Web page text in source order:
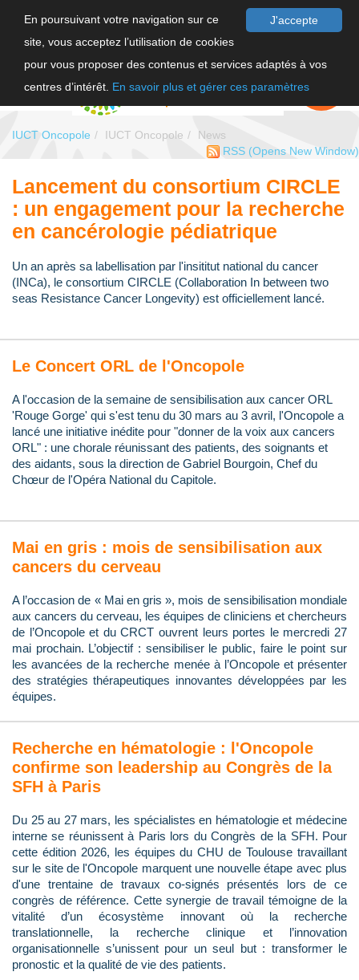
J'accepte
En poursuivant votre navigation sur ce
site, vous acceptez l’utilisation de cookies
pour vous proposer des contenus et services adaptés à vos
centres d’intérêt. En savoir plus et gérer ces paramètres
FAIRE UN
DON
IUCT Oncopole IUCT Oncopole
News
RSS (Opens New Window)
Lancement du consortium CIRCLE
: un engagement pour la recherche
en cancérologie pédiatrique
Un an après sa labellisation par l'insititut national du cancer
(INCa), le consortium CIRCLE (Collaboration In between two
seas Resistance Cancer Longevity) est officiellement lancé.
Le Concert ORL de l'Oncopole
A l'occasion de la semaine de sensibilisation aux cancer ORL
'Rouge Gorge' qui s'est tenu du 30 mars au 3 avril, l'Oncopole a
lancé une initiative inédite pour "donner de la voix aux cancers
ORL" : une chorale réunissant des patients, des soignants et
des aidants, sous la direction de Gabriel Bourgoin, Chef du
Chœur de l'Opéra National du Capitole.
Mai en gris : mois de sensibilisation aux
cancers du cerveau
A l’occasion de « Mai en gris », mois de sensibilisation mondiale
aux cancers du cerveau, les équipes de cliniciens et chercheurs
de l’Oncopole et du CRCT ouvrent leurs portes le mercredi 27
mai prochain. L’objectif : sensibiliser le public, faire le point sur
les avancées de la recherche menée à l’Oncopole et présenter
des stratégies thérapeutiques innovantes développées par les
équipes.
Recherche en hématologie : l'Oncopole
confirme son leadership au Congrès de la
SFH à Paris
Du 25 au 27 mars, les spécialistes en hématologie et médecine
interne se réunissent à Paris lors du Congrès de la SFH. Pour
cette édition 2026, les équipes du CHU de Toulouse travaillant
sur le site de l'Oncopole marquent une nouvelle étape avec plus
d'une trentaine de travaux co-signés présentés lors de ce
congrès de référence. Cette synergie de travail témoigne de la
vitalité d’un écosystème innovant où la recherche
translationnelle, la recherche clinique et l’innovation
organisationnelle s’unissent pour un seul but : transformer le
pronostic et la qualité de vie des patients.